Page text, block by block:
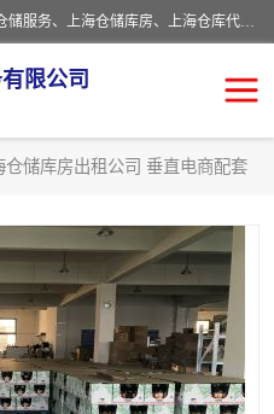
上海星力仓储服务有限公司从事：上海仓储服务、上海仓储库房、上海仓库代运营、上海仓库对外出租、上海仓库外包、上海三方仓储、上海电商仓储代发、上海电商代发货仓库、上海托管仓库、上海仓储配送。上海星力仓储服务有限公司现在拥有100个分仓、10万余平方的标准库房，精炼员工几百名，与几千家客户合作，公司已跻身上海仓储行业前列。欢迎来电咨询！
限公司
仓储库房出租公司 垂直电商配套
上海仓库外包
上海托管仓库
上海仓储服务